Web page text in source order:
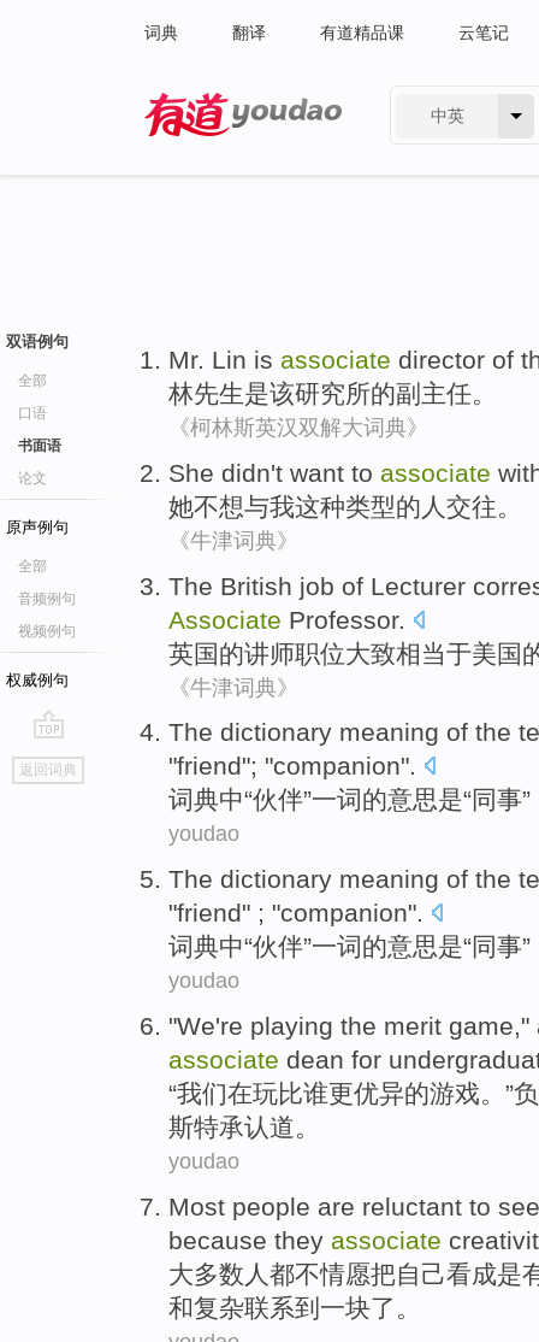
词典 翻译 有道精品课 云笔记
中英
双语例句
全部
口语
书面语
论文
原声例句
全部
音频例句
视频例句
权威例句
go
top
返回词典
Mr. Lin is associate director of
林先生是该研究所的副 主任。
《柯林斯英汉双解大词典》
She didn't want to associate
她不想与我这种类型的 人交往。
《牛津词典》
The British job of Lecturer
Associate Professor.
英国的讲师职位大致相当于美国
《牛津词典》
The dictionary meaning of the
"friend"; "companion".
词典中“伙伴”一词的意思是“同事”
youdao
The dictionary meaning of the
"friend" ; "companion".
词典中“伙伴”一词的意思是“同事”
youdao
"We're playing the merit game,"
associate dean for
“我们在玩比谁更优异的游戏。”
斯特承认道。
youdao
Most people are reluctant to see
because they associate
大多数 人 都不情愿把自己看成是
和复杂联系到一块了。